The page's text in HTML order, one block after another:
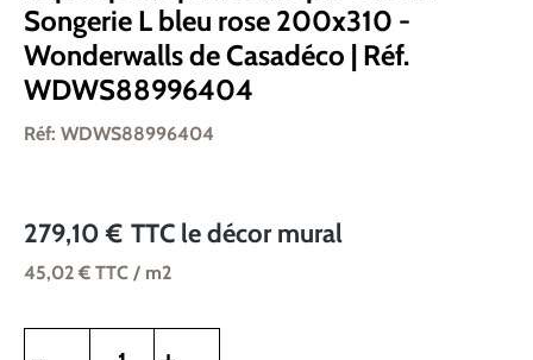
Songerie L bleu rose 200x310 -
Wonderwalls de Casadéco | Réf.
WDWS88996404
Réf: WDWS88996404
279,10 € TTC le décor mural
45,02 € TTC / m2